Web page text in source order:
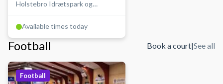
Holstebro Idrætspark og
Available times today
Football Book a court|See all
Football